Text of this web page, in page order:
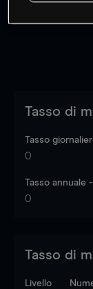
Tasso di
Tasso
0
Tasso annuale
0
Tasso di
Livello